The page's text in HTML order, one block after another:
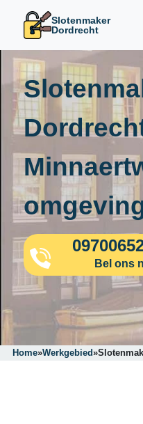
Slotenmaker
Dordrecht
Bel ons
Home»Werkgebied»